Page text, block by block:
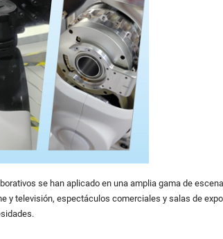
se han aplicado en una amplia gama de
y televisión, espectáculos comerciales y salas de